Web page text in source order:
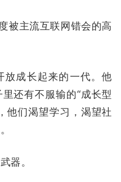
被主流互联网错会的高
成长起来的一代。他
还有不服输的“成长型
他们渴望学习，渴望社
器。